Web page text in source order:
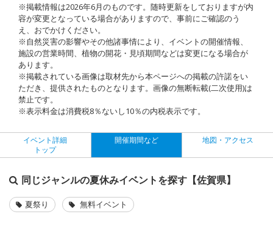
※掲載情報は2026年6月のものです。随時更新をしておりますが内
容が変更となっている場合がありますので、事前にご確認のう
え、おでかけください。
※自然災害の影響やその他諸事情により、イベントの開催情報、
施設の営業時間、植物の開花・見頃期間などは変更になる場合が
あります。
※掲載されている画像は取材先から本ページへの掲載の許諾をい
ただき、提供されたものとなります。画像の無断転載(二次使用)は
禁止です。
※表示料金は消費税8％ないし10％の内税表示です。
イベント詳細
トップ
開催期間など 地図・アクセス
同じジャンルの夏休みイベントを探す【佐賀県】
夏祭り 無料イベント